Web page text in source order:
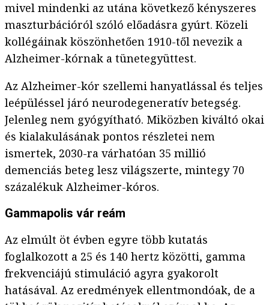
mivel mindenki az utána következő kényszeres
maszturbációról szóló előadásra gyúrt. Közeli
kollégáinak köszönhetően 1910-től nevezik a
Alzheimer-kórnak a tünetegyüttest.
Az Alzheimer-kór szellemi hanyatlással és teljes
leépüléssel járó neurodegeneratív betegség.
Jelenleg nem gyógyítható. Miközben kiváltó okai
és kialakulásának pontos részletei nem
ismertek, 2030-ra várhatóan 35 millió
demenciás beteg lesz világszerte, mintegy 70
százalékuk Alzheimer-kóros.
Gammapolis vár reám
Az elmúlt öt évben egyre több kutatás
foglalkozott a 25 és 140 hertz közötti, gamma
frekvenciájú stimuláció agyra gyakorolt
hatásával. Az eredmények ellentmondóak, de a